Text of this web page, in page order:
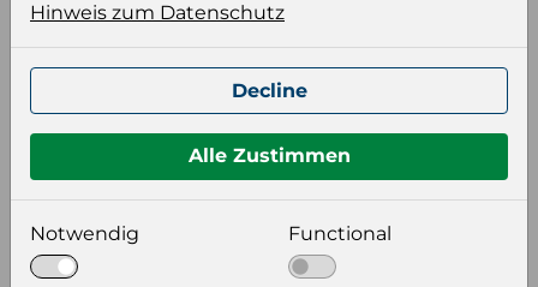
Sprache
Keiner
Bildeinstellungen
wählen Sie eine Auflösung für Ihr Bild aus
Hinweis zum Datenschutz
Decline
Alle Zustimmen
Notwendig Functional